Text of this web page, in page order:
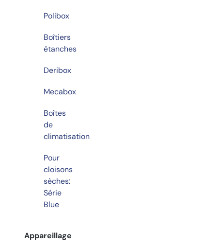
Polibox
Boîtiers
étanches
Deribox
Mecabox
Boîtes
de
climatisation
Pour
cloisons
sèches:
Série
Blue
Appareillage